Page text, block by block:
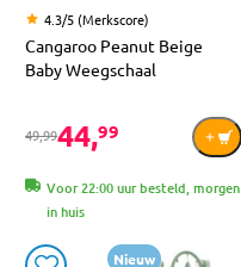
4.3/5 (Merkscore)
Cangaroo Peanut Beige
Baby Weegschaal
49,9944,99
Voor 22:00 uur besteld, morgen
in huis
Nieuw